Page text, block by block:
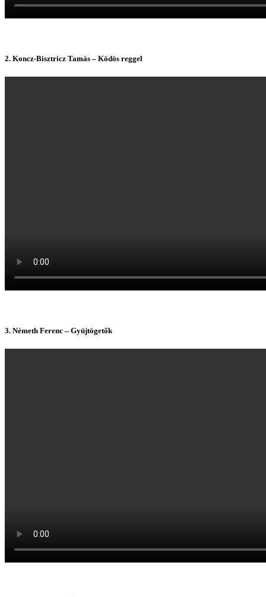
2. Koncz-Bisztricz Tamás – Ködös reggel
3. Németh Ferenc – Gyüjtögetők